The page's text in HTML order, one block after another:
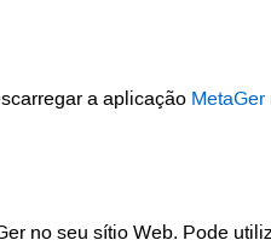
a aplicação MetaGer
no seu sítio Web. Pode